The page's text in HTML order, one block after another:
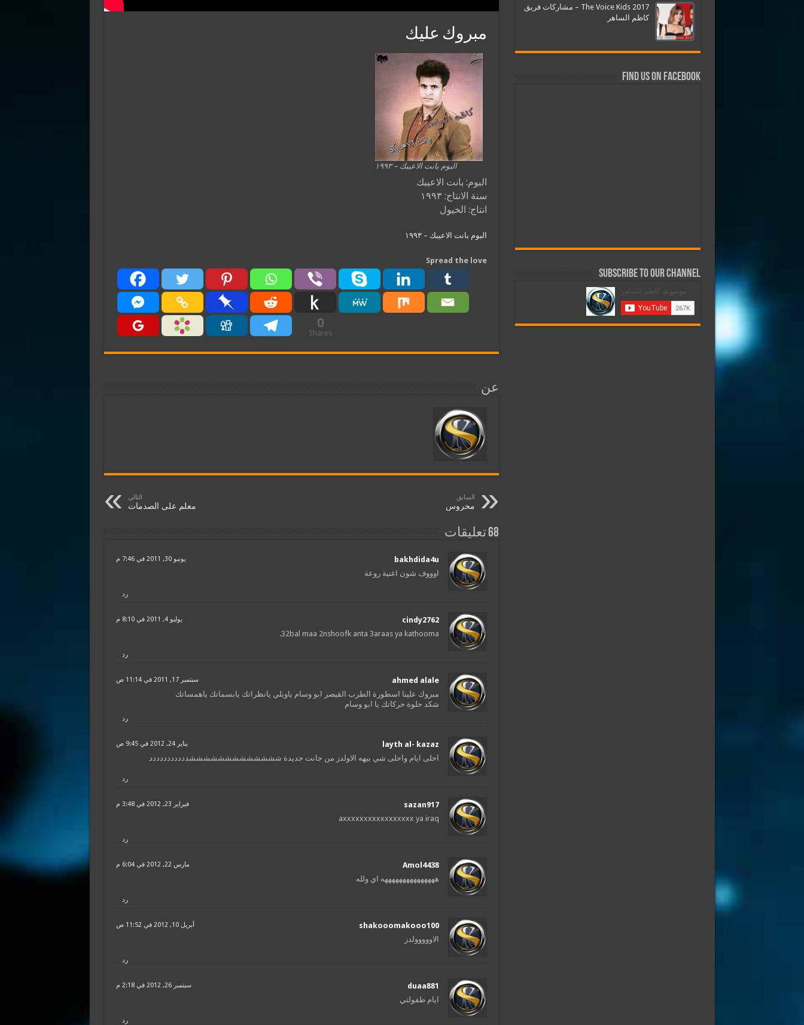
مبروك عليك
البوم بانت الاعيبك – ١٩٩٣
البوم: بانت الاعيبك
سنة الانتاج: ١٩٩٣
انتاج: الخيول
البوم بانت الاعيبك – ١٩٩٣
Spread the love
0
Shares
عن
السابق
محروس
التالي
معلم على الصدمات
68 تعليقات
bakhdida4u يونيو 30, 2011 في 7:46 م
اوووف شون اغنية روعة
رد
cindy2762 يوليو 4, 2011 في 8:10 م
32bal maa 2nshoofk anta 3araas ya kathooma.
رد
ahmed alale سبتمبر 17, 2011 في 11:14 ص
مبروك علينا اسطورة الطرب القيصر ابو وسام ياويلي يانظراتك يابسماتك ياهمساتك
شكد حلوة حركاتك يا ابو وسام
رد
layth al- kazaz يناير 24, 2012 في 9:45 ص
احلى ايام واحلى شي بيهه الاولدز من جانت جديدة شششششششششششششددددددددددد
رد
sazan917 فبراير 23, 2012 في 3:48 م
axxxxxxxxxxxxxxxxx ya iraq
رد
Amol4438 مارس 22, 2012 في 6:04 م
هههههههههههههههه اي ولله
رد
shakooomakooo100 أبريل 10, 2012 في 11:52 ص
الاووووولدز
رد
duaa881 سبتمبر 26, 2012 في 2:18 م
ايام طفولتي
رد
The Voice Kids 2017 – مشاركات فريق
كاظم الساهر
Find us on Facebook
Subscribe to our Channel